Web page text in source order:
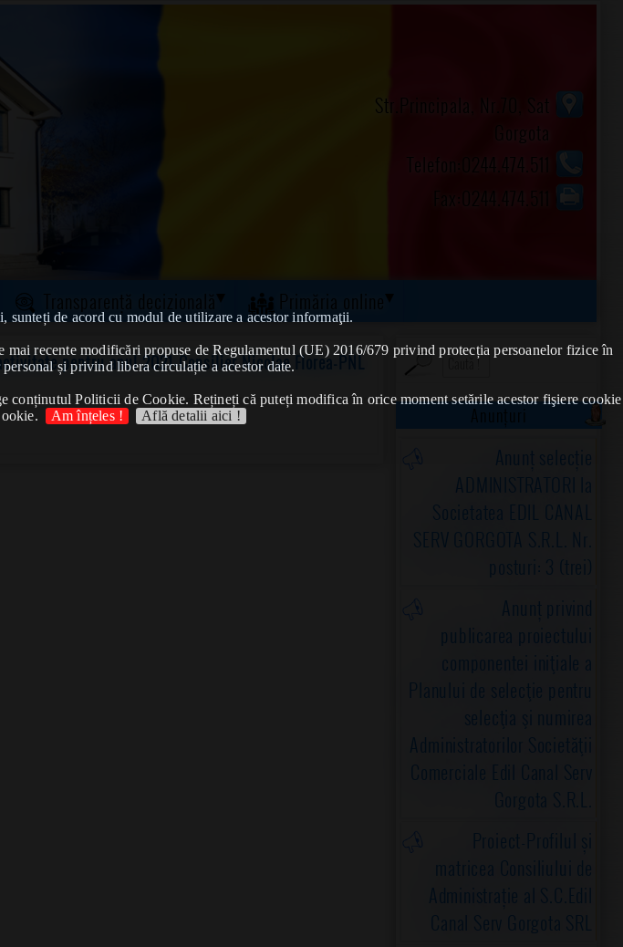
de acord cu modul de utilizare a acestor informaţii.
recente modificări propuse de Regulamentul (UE) 2016/679 privind protecția persoanelor fizice în
și privind libera circulație a acestor date.
Politicii de Cookie. Rețineți că puteți modifica în orice moment setările acestor fişiere cookie
Am înțeles ! Află detalii aici !
Transparență decizională Primăria online
Str.Principala, Nr.70, Sat
Gorgota
Telefon:0244.474.511
pentru anul 2021-Consilier Nicolae Florea-PNL
Anunțuri
Anunț selecție
ADMINISTRATORI la
Societatea EDIL CANAL
SERV GORGOTA S.R.L. Nr.
posturi: 3 (trei)
Anunț privind
publicarea proiectului
componentei iniţiale a
Planului de selecţie pentru
selecţia şi numirea
Administratorilor Societăţii
Comerciale Edil Canal Serv
Gorgota S.R.L.
Proiect-Profilul și
matricea Consiliului de
Administrație al S.C.Edil
Canal Serv Gorgota SRL